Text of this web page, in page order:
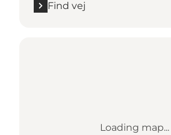
Find vej
Loading map...